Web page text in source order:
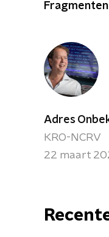
Fragmenten
Adres
KRO-NCRV
22 maart